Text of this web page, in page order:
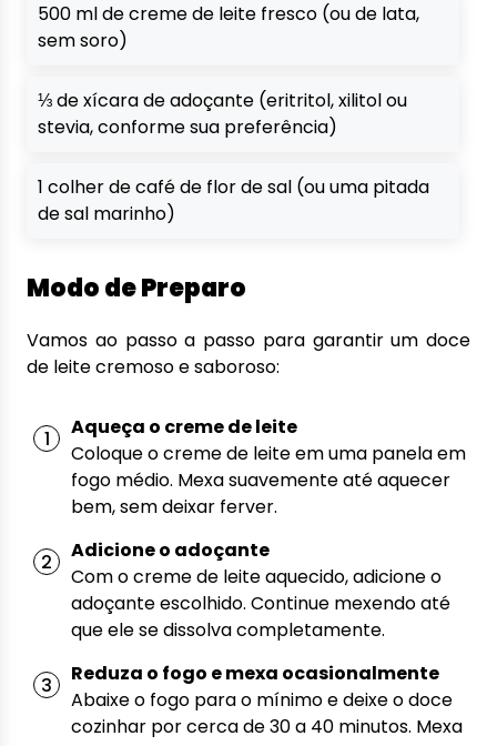
500 ml de creme de leite fresco (ou de lata,
sem soro)
⅓ de xícara de adoçante (eritritol, xilitol ou
stevia, conforme sua preferência)
1 colher de café de flor de sal (ou uma pitada
de sal marinho)
Modo de Preparo
Vamos ao passo a passo para garantir um doce
de leite cremoso e saboroso:
Aqueça o creme de leite
Coloque o creme de leite em uma panela em
fogo médio. Mexa suavemente até aquecer
bem, sem deixar ferver.
Adicione o adoçante
Com o creme de leite aquecido, adicione o
adoçante escolhido. Continue mexendo até
que ele se dissolva completamente.
Reduza o fogo e mexa ocasionalmente
Abaixe o fogo para o mínimo e deixe o doce
cozinhar por cerca de 30 a 40 minutos. Mexa